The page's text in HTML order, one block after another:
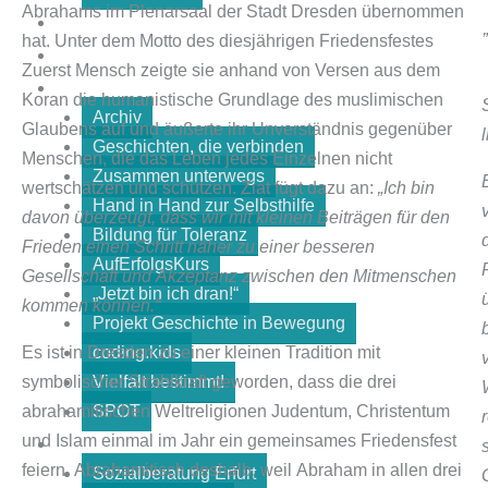
WIR SIND PATEN
Archiv
Geschichten, die verbinden
Zusammen unterwegs
Hand in Hand zur Selbsthilfe
Bildung für Toleranz
AufErfolgsKurs
„Jetzt bin ich dran!“
Projekt Geschichte in Bewegung
coding.kids
Vielfalt bestimmt!
SPOT
COACHING & SOZIALBERATUNG
Sozialberatung Erfurt
Abrahams im Plenarsaal der Stadt Dresden übernommen
hat. Unter dem Motto des diesjährigen Friedensfestes
Zuerst Mensch zeigte sie anhand von Versen aus dem
Koran die humanistische Grundlage des muslimischen
Glaubens auf und äußerte ihr Unverständnis gegenüber
Menschen, die das Leben jedes Einzelnen nicht
wertschätzen und schützen. Ziat fügt dazu an: „Ich bin
davon überzeugt, dass wir mit kleinen Beiträgen für den
Frieden einen Schritt näher zu einer besseren
Gesellschaft und Akzeptanz zwischen den Mitmenschen
kommen können.“
Es ist in Dresden zu einer kleinen Tradition mit
symbolischer Strahlkraft geworden, dass die drei
abrahamitischen Weltreligionen Judentum, Christentum
und Islam einmal im Jahr ein gemeinsames Friedensfest
feiern. Abrahamitisch deshalb, weil Abraham in allen drei